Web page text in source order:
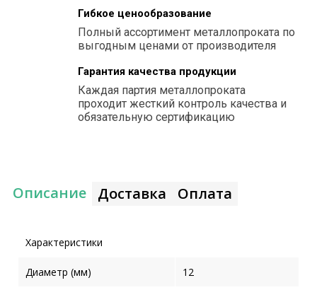
Гибкое ценообразование
Полный ассортимент металлопроката по
выгодным ценами от производителя
Гарантия качества продукции
Каждая партия металлопроката
проходит жесткий контроль качества и
обязательную сертификацию
Описание Доставка Оплата
Характеристики
Диаметр (мм) 12